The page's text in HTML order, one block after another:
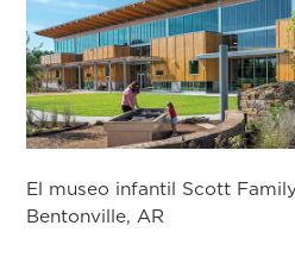
El museo infantil Scott
Bentonville, AR